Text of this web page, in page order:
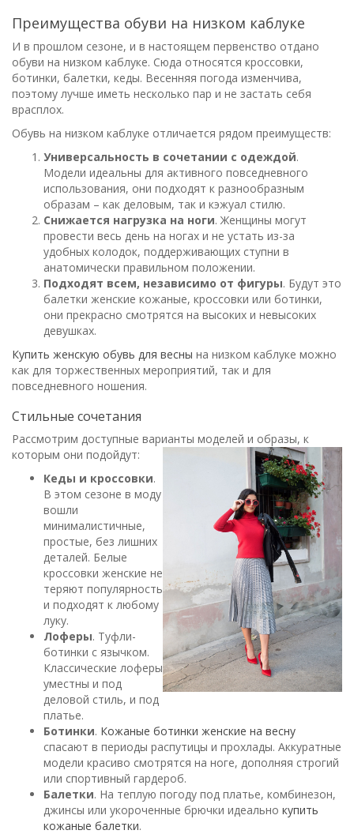
Преимущества обуви на низком каблуке
И в прошлом сезоне, и в настоящем первенство отдано
обуви на низком каблуке. Сюда относятся кроссовки,
ботинки, балетки, кеды. Весенняя погода изменчива,
поэтому лучше иметь несколько пар и не застать себя
врасплох.
Обувь на низком каблуке отличается рядом преимуществ:
Универсальность в сочетании с одеждой.
Модели идеальны для активного повседневного
использования, они подходят к разнообразным
образам – как деловым, так и кэжуал стилю.
Снижается нагрузка на ноги. Женщины могут
провести весь день на ногах и не устать из-за
удобных колодок, поддерживающих ступни в
анатомически правильном положении.
Подходят всем, независимо от фигуры. Будут это
балетки женские кожаные, кроссовки или ботинки,
они прекрасно смотрятся на высоких и невысоких
девушках.
Купить женскую обувь для весны на низком каблуке можно
как для торжественных мероприятий, так и для
повседневного ношения.
Стильные сочетания
Рассмотрим доступные варианты моделей и образы, к
которым они подойдут:
Кеды и кроссовки.
В этом сезоне в моду
вошли
минималистичные,
простые, без лишних
деталей. Белые
кроссовки женские не
теряют популярность
и подходят к любому
луку.
Лоферы. Туфли-
ботинки с язычком.
Классические лоферы
уместны и под
деловой стиль, и под
платье.
Ботинки. Кожаные ботинки женские на весну
спасают в периоды распутицы и прохлады. Аккуратные
модели красиво смотрятся на ноге, дополняя строгий
или спортивный гардероб.
Балетки. На теплую погоду под платье, комбинезон,
джинсы или укороченные брючки идеально купить
кожаные балетки.